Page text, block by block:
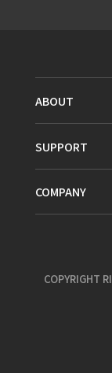
ABOUT
SUPPORT
COMPANY
COPYRIGHT